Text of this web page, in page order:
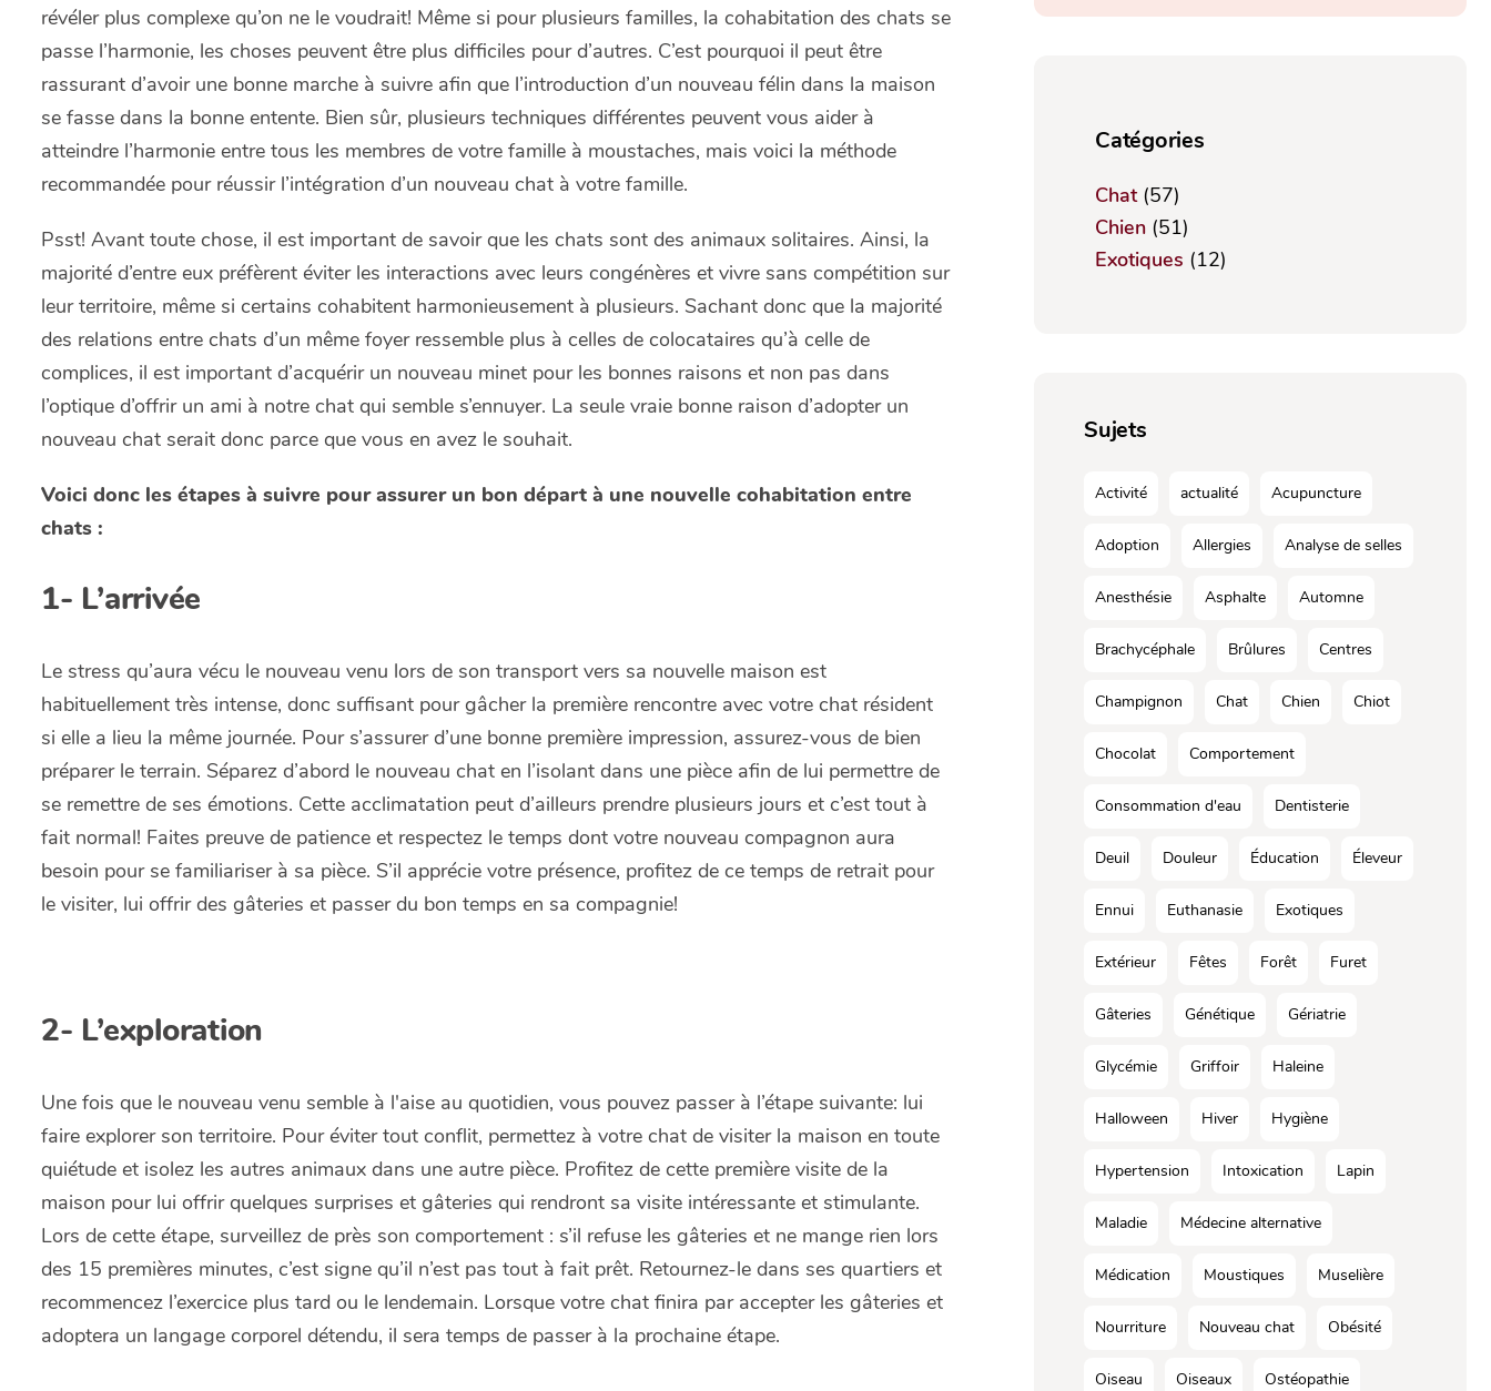
révéler plus complexe qu’on ne le voudrait! Même si pour plusieurs familles, la cohabitation des chats se
passe l’harmonie, les choses peuvent être plus difficiles pour d’autres. C’est pourquoi il peut être
rassurant d’avoir une bonne marche à suivre afin que l’introduction d’un nouveau félin dans la maison
se fasse dans la bonne entente. Bien sûr, plusieurs techniques différentes peuvent vous aider à
atteindre l’harmonie entre tous les membres de votre famille à moustaches, mais voici la méthode
recommandée pour réussir l’intégration d’un nouveau chat à votre famille.
Psst! Avant toute chose, il est important de savoir que les chats sont des animaux solitaires. Ainsi, la
majorité d’entre eux préfèrent éviter les interactions avec leurs congénères et vivre sans compétition sur
leur territoire, même si certains cohabitent harmonieusement à plusieurs. Sachant donc que la majorité
des relations entre chats d’un même foyer ressemble plus à celles de colocataires qu’à celle de
complices, il est important d’acquérir un nouveau minet pour les bonnes raisons et non pas dans
l’optique d’offrir un ami à notre chat qui semble s’ennuyer. La seule vraie bonne raison d’adopter un
nouveau chat serait donc parce que vous en avez le souhait.
Voici donc les étapes à suivre pour assurer un bon départ à une nouvelle cohabitation entre
chats :
1- L’arrivée
Le stress qu’aura vécu le nouveau venu lors de son transport vers sa nouvelle maison est
habituellement très intense, donc suffisant pour gâcher la première rencontre avec votre chat résident
si elle a lieu la même journée. Pour s’assurer d’une bonne première impression, assurez-vous de bien
préparer le terrain. Séparez d’abord le nouveau chat en l’isolant dans une pièce afin de lui permettre de
se remettre de ses émotions. Cette acclimatation peut d’ailleurs prendre plusieurs jours et c’est tout à
fait normal! Faites preuve de patience et respectez le temps dont votre nouveau compagnon aura
besoin pour se familiariser à sa pièce. S’il apprécie votre présence, profitez de ce temps de retrait pour
le visiter, lui offrir des gâteries et passer du bon temps en sa compagnie!
2- L’exploration
Une fois que le nouveau venu semble à l'aise au quotidien, vous pouvez passer à l’étape suivante: lui
faire explorer son territoire. Pour éviter tout conflit, permettez à votre chat de visiter la maison en toute
quiétude et isolez les autres animaux dans une autre pièce. Profitez de cette première visite de la
maison pour lui offrir quelques surprises et gâteries qui rendront sa visite intéressante et stimulante.
Lors de cette étape, surveillez de près son comportement : s’il refuse les gâteries et ne mange rien lors
des 15 premières minutes, c’est signe qu’il n’est pas tout à fait prêt. Retournez-le dans ses quartiers et
recommencez l’exercice plus tard ou le lendemain. Lorsque votre chat finira par accepter les gâteries et
adoptera un langage corporel détendu, il sera temps de passer à la prochaine étape.
Catégories
Chat(57)
Chien (51)
Exotiques (12)
Sujets
Activité actualité Acupuncture
Adoption Allergies Analyse de selles
Anesthésie Asphalte Automne
Brachycéphale Brûlures Centres
Champignon Chat Chien Chiot
Chocolat Comportement
Consommation d'eau Dentisterie
Deuil Douleur Éducation Éleveur
Ennui Euthanasie Exotiques
Extérieur Fêtes Forêt Furet
Gâteries Génétique Gériatrie
Glycémie Griffoir Haleine
Halloween Hiver Hygiène
Hypertension Intoxication Lapin
Maladie Médecine alternative
Médication Moustiques Muselière
Nourriture Nouveau chat Obésité
Oiseau Oiseaux Ostéopathie